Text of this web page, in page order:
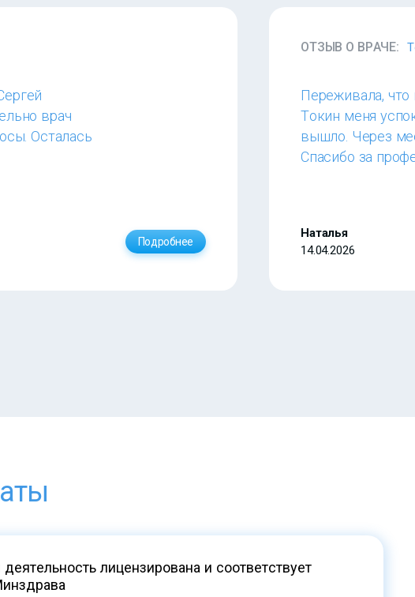
врач
Осталась
Подробнее
ОТЗЫВ О ВРАЧЕ:
Переживала,
Токин меня
вышло. Через
Спасибо за
Наталья
14.04.2026
лицензирована и соответствует